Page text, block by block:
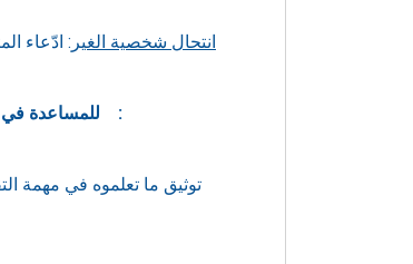
انتحال شخصية الغير : ادّعاء
للمساعدة في تحديد أو استبعاد الانتهاكات المحتملة، يمكن للمشرفين والمدربين أن يطلبوا من المتدرب :
توثيق ما تعلموه في مهمة